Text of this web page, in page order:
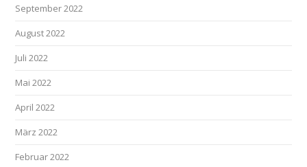
September 2022
August 2022
Juli 2022
Mai 2022
April 2022
März 2022
Februar 2022